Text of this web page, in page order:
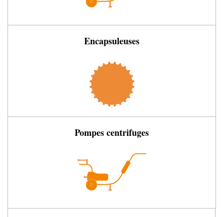
Encapsuleuses
Pompes centrifuges